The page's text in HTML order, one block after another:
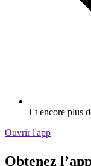
Et encore plus
Ouvrir l'app
Obtenez